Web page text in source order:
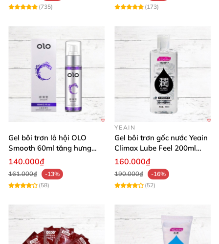
(735)
(173)
Gel bôi trơn lô hội OLO
Smooth 60ml tăng hưng
phấn, dễ chịu
140.000₫
161.000₫
-13%
(58)
YEAIN
Gel bôi trơn gốc nước Yeain
Climax Lube Feel 200ml
chất lượng
160.000₫
190.000₫
-16%
(52)